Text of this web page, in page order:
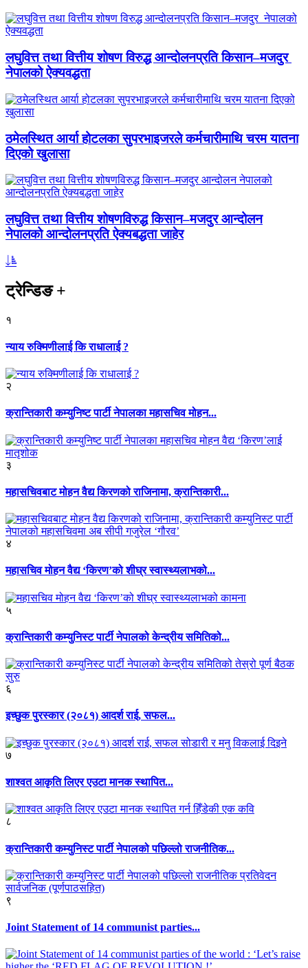
लघुवित्त तथा वित्तीय शोषण विरुद्ध आन्दोलनप्रति किसान–मजदुर
नेपालको ऐक्यवद्धता
ठमेलस्थित आर्या होटलका सुपरभाइजरले कर्मचारीमाथि चरम यातना
दिएको खुलासा
लघुवित्त तथा वित्तीय शोषणविरुद्ध किसान–मजदुर आन्दोलन
नेपालको आन्दोलनप्रति ऐक्यबद्धता जाहेर
ट्रेन्डिङ+
१
न्याय रुक्मिणीलाई कि राधालाई ?
२
क्रान्तिकारी कम्युनिष्ट पार्टी नेपालका महासचिव मोहन...
३
महासचिवबाट मोहन वैद्य किरणको राजिनामा, क्रान्तिकारी...
४
महासचिव मोहन वैद्य ‘किरण’को शीघ्र स्वास्थ्यलाभको...
५
क्रान्तिकारी कम्युनिस्ट पार्टी नेपालको केन्द्रीय समितिको...
६
इच्छुक पुरस्कार (२०८१) आदर्श राई, सफल...
७
शाश्वत आकृति लिएर एउटा मानक स्थापित...
८
क्रान्तिकारी कम्युनिस्ट पार्टी नेपालको पछिल्लो राजनीतिक...
९
Joint Statement of 14 communist parties...